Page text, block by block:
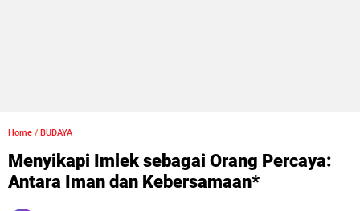
Home / BUDAYA
Menyikapi Imlek sebagai Orang Percaya:
Antara Iman dan Kebersamaan*